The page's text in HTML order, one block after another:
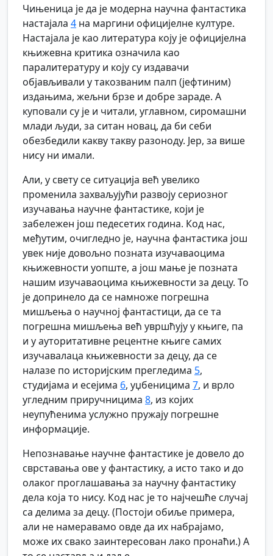
Чињеница је да је модерна научна фантастика
настајала 4 на маргини официјелне културе.
Настајала је као литература коју је официјелна
књижевна критика означила као
паралитературу и коју су издавачи
објављивали у такозваним палп (јефтиним)
издањима, жељни брзе и добре зараде. А
куповали су је и читали, углавном, сиромашни
млади људи, за ситан новац, да би себи
обезбедили какву такву разоноду. Јер, за више
нису ни имали.
Али, у свету се ситуација већ увелико
променила захваљујући развоју сериозног
изучавања научне фантастике, који је
забележен још педесетих година. Код нас,
међутим, очигледно је, научна фантастика још
увек није довољно позната изучаваоцима
књижевности уопште, а још мање је позната
нашим изучаваоцима књижевности за децу. То
је допринело да се намноже погрешна
мишљења о научној фантастици, да се та
погрешна мишљења већ увршћују у књиге, па
и у ауторитативне рецентне књиге самих
изучавалаца књижевности за децу, да се
налазе по историјским прегледима 5,
студијама и есејима 6, уџбеницима 7, и врло
угледним приручницима 8, из којих
неупућенима услужно пружају погрешне
информације.
Непознавање научне фантастике је довело до
сврставања ове у фантастику, а исто тако и до
олаког проглашавања за научну фантастику
дела која то нису. Код нас је то најчешће случај
са делима за децу. (Постоји обиље примера,
али не намеравамо овде да их набрајамо,
може их свако заинтересован лако пронаћи.) А